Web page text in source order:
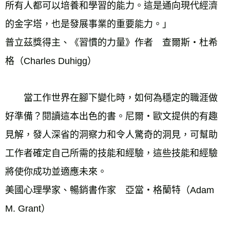
所有人都可以培養和學習的能力。這是通向現代經濟
的金字塔，也是發展事業的重要能力。」
普立茲獎得主、《習慣的力量》作者　查爾斯‧杜希
格（Charles Duhigg）
當工作世界在腳下變化時，如何為穩定的職涯做
好準備？閱讀這本出色的書。尼爾‧歐文提供的有趣
見解，發人深省的洞察力和令人驚奇的洞見，可幫助
工作者確定自己所需的技能和經驗，這些技能和經驗
將使你成功並適應未來。
美國心理學家、暢銷書作家　亞當‧格蘭特（Adam
M. Grant）